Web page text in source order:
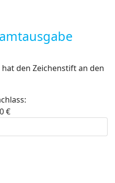
den Zeichenstift an den
€